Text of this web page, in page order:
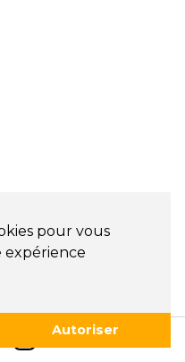
pour vous
expérience
Autoriser